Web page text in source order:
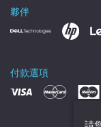
夥伴
付款選項
請